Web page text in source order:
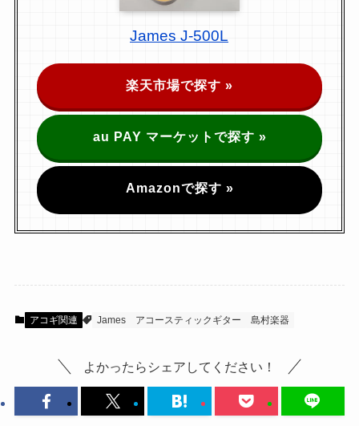
James J-500L
楽天市場で探す »
au PAY マーケットで探す »
Amazonで探す »
アコギ関連 James アコースティックギター 島村楽器
よかったらシェアしてください！